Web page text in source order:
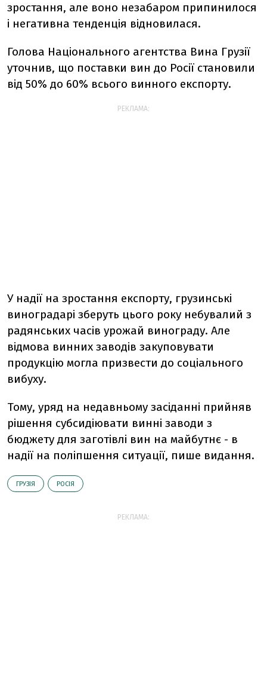
зростання, але воно незабаром припинилося
і негативна тенденція відновилася.
Голова Національного агентства Вина Грузії
уточнив, що поставки вин до Росії становили
від 50% до 60% всього винного експорту.
РЕКЛАМА:
У надії на зростання експорту, грузинські
виноградарі зберуть цього року небувалий з
радянських часів урожай винограду. Але
відмова винних заводів закуповувати
продукцію могла призвести до соціального
вибуху.
Тому, уряд на недавньому засіданні прийняв
рішення субсидіювати винні заводи з
бюджету для заготівлі вин на майбутнє - в
надії на поліпшення ситуації, пише видання.
ГРУЗІЯ РОСІЯ
РЕКЛАМА: